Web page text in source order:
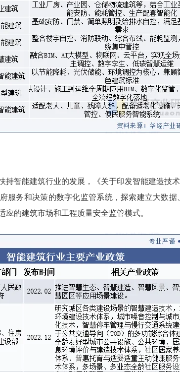
持智能建筑行业的发展，《关于印发智能建造技
服务和决策的数字化监管系统，探索建立大数据
的建筑市场和工程质量安全监管模式。